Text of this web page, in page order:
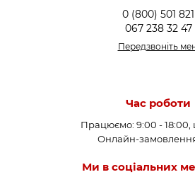
0 (800) 501 821
067 238 32 47
Передзвоніть
Час роботи
Працюємо: 9:00 -
Онлайн-
Ми в соціальних